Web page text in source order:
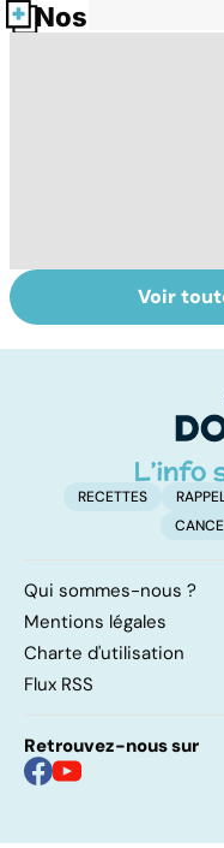
Nos fiches
Tout savoir sur
les infections
Voir
RECETTES
Qui sommes-nous ?
Mentions légales
Charte d'utilisation
Flux RSS
Retrouvez-nous sur